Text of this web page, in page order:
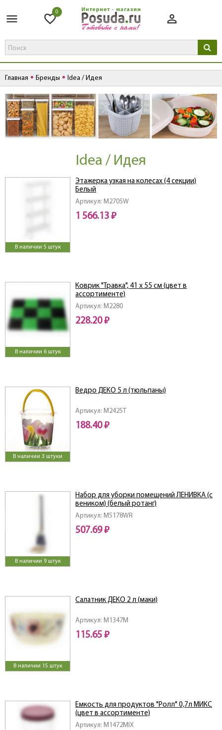
0
Главная Бренды Idea / Идея
Idea / Идея
В наличии 5 штук
Артикул: M2705W
Этажерка узкая на колесах (4 секции)
Белый
1 566.13 ₽
В наличии 6 штук
Артикул: M2280
Коврик "Травка", 41 х 55 см (цвет в
ассортименте)
228.20 ₽
В наличии 3 штуки
Артикул: M2425T
Ведро ДЕКО 5 л (тюльпаны)
188.40 ₽
В наличии 9 штук
Артикул: M5178WR
Набор для уборки помещений ЛЕНИВКА (с
веником) (белый ротанг)
507.69 ₽
В наличии 15 штук
Артикул: M1347M
Салатник ДЕКО 2 л (маки)
115.65 ₽
Артикул: M1472MIX
Емкость для продуктов "Ролл" 0,7л МИКС
(цвет в ассортименте)